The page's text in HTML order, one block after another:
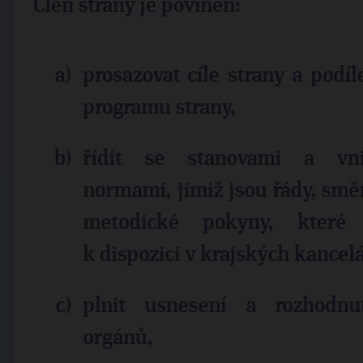
Člen strany je povinen:
prosazovat cíle strany a
programu strany,
řídit se stanovami a
normami, jimiž jsou řády,
metodické pokyny, které
k dispozici v krajských
plnit usnesení a
orgánů,